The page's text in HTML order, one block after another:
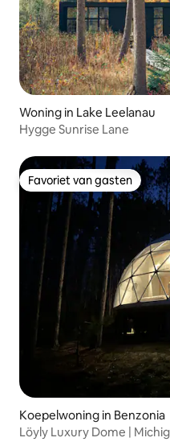
Woning in Lake Leelanau
Hygge Sunrise Lane
Favoriet van gasten
Favoriet van gasten
Koepelwoning in Benzonia
Löyly Luxury Dome |